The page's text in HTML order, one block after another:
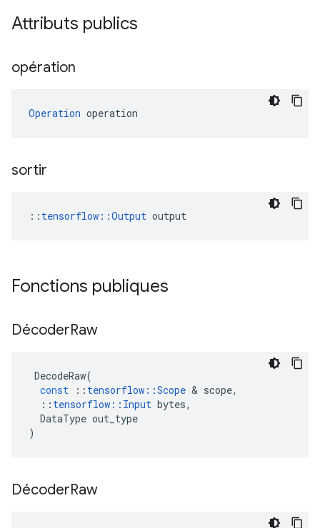
Attributs publics
opération
Operation operation
sortir
:: tensorflow::Output output
Fonctions publiques
DécoderRaw
DecodeRaw(
const
:: tensorflow ::Scope & scope,
:: tensorflow :: Input bytes,
DataType out_type
)
DécoderRaw